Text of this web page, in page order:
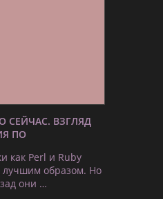
СЕЙЧАС. ВЗГЛЯД
ПО
как Perl и Ruby
лучшим образом. Но
они …